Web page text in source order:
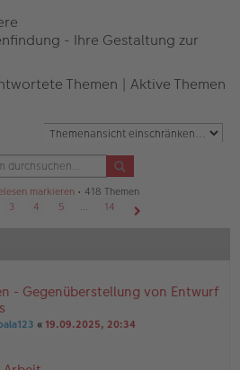
- Ihre Gestaltung zur
Themen | Aktive Themen
markieren• 418 Themen
3 4 5 …
14
- Gegenüberstellung von Entwurf
« 19.09.2025, 20:34